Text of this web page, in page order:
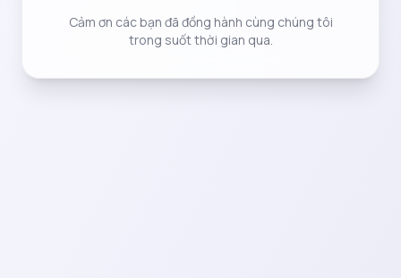
Cảm ơn các bạn đã đồng hành cùng chúng tôi
trong suốt thời gian qua.